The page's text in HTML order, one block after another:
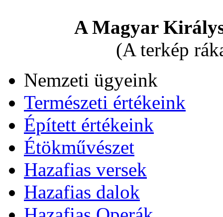
A Magyar
(A terkép
Nemzeti ügyeink
Természeti értékeink
Épített értékeink
Étökművészet
Hazafias versek
Hazafias dalok